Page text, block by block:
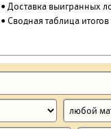
• Доставка выигранных
• Сводная таблица итогов